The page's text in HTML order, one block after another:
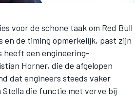
voor de schone taak om Red Bull
en de timing opmerkelijk, past zijn
heeft een engineering-
Horner, die de afgelopen
dat engineers steeds vaker
die functie met verve bij